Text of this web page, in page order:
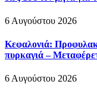
6 Αυγούστου 2026
Κεφαλονιά:
πυρκαγιά –
6 Αυγούστου 2026